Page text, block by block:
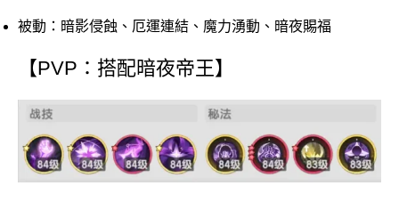
被動：暗影侵蝕、厄運連結、魔力湧動、暗夜賜福
【PVP：搭配暗夜帝王】